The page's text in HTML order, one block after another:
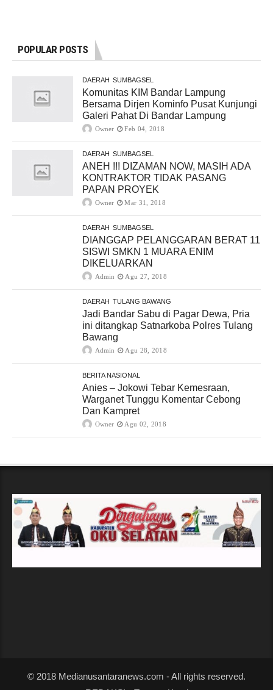
POPULAR POSTS
DAERAH SUMBAGSEL
Komunitas KIM Bandar Lampung
Bersama Dirjen Kominfo Pusat Kunjungi
Galeri Pahat Di Bandar Lampung
Owner Feb 04, 2018
DAERAH SUMBAGSEL
ANEH !!! DIZAMAN NOW, MASIH ADA
KONTRAKTOR TIDAK PASANG
PAPAN PROYEK
Owner Mar 31, 2018
DAERAH SUMBAGSEL
DIANGGAP PELANGGARAN BERAT 11
SISWI SMKN 1 MUARA ENIM
DIKELUARKAN
Admin Agu 27, 2018
DAERAH TULANG BAWANG
Jadi Bandar Sabu di Pagar Dewa, Pria
ini ditangkap Satnarkoba Polres Tulang
Bawang
Admin Agu 28, 2018
BERITA NASIONAL
Anies – Jokowi Tebar Kemesraan,
Warganet Tunggu Komentar Cebong
Dan Kampret
Owner Agu 02, 2018
© 2018 Medianusantaranews.com - All rights reserved.